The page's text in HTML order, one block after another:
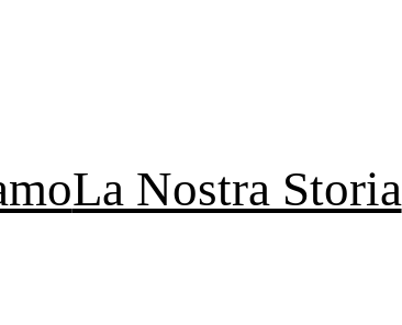
La Nostra Storia